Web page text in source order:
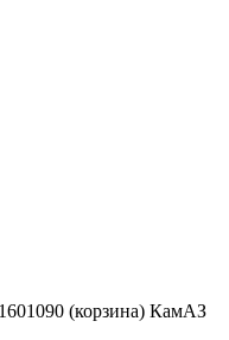
(корзина) КамАЗ